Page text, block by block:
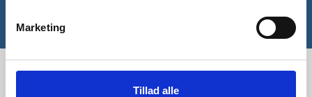
Marketing
Tillad alle